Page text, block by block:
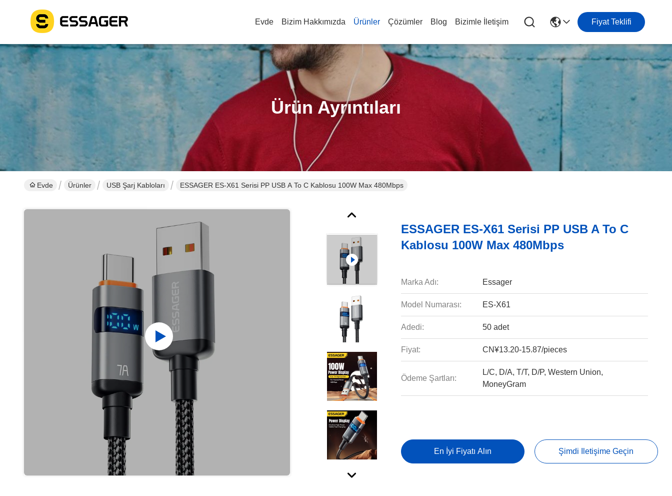
Evde Bizim Hakkımızda Ürünler Çözümler Blog Bizimle İletişim Fiyat Teklifi
Ürün Ayrıntıları
Evde Ürünler USB Şarj Kabloları ESSAGER ES-X61 Serisi PP USB A To C Kablosu 100W Max 480Mbps
ESSAGER ES-X61 Serisi PP USB A To C
Kablosu 100W Max 480Mbps
Marka Adı: Essager
Model Numarası: ES-X61
Adedi: 50 adet
Fiyat: CN¥13.20-15.87/pieces
Ödeme Şartları:
L/C, D/A, T/T, D/P, Western Union,
MoneyGram
En İyi Fiyatı Alın Şimdi Iletişime Geçin